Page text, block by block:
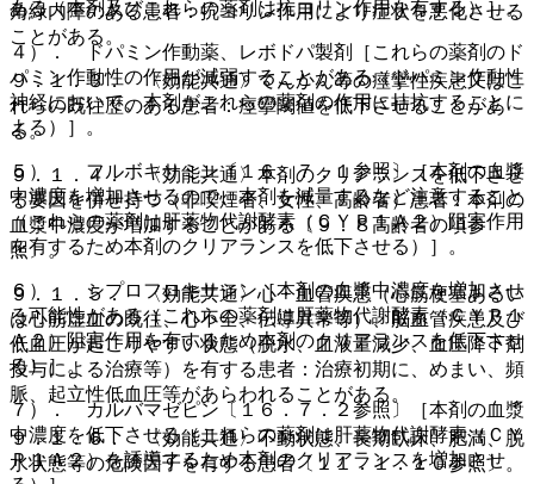
ある（本剤及びこれらの薬剤は抗コリン作用を有する）］。
４）． ドパミン作動薬、レボドパ製剤［これらの薬剤のド
パミン作動性の作用が減弱することがある（ドパミン作動性
神経において、本剤がこれらの薬剤の作用に拮抗することに
よる）］。
５）． フルボキサミン〔１６．７．１参照〕［本剤の血漿
中濃度を増加させるので、本剤を減量するなど注意すること
（これらの薬剤は肝薬物代謝酵素（ＣＹＰ１Ａ２）阻害作用
を有するため本剤のクリアランスを低下させる）］。
６）． シプロフロキサシン［本剤の血漿中濃度を増加させ
る可能性がある（これらの薬剤は肝薬物代謝酵素（ＣＹＰ１
Ａ２）阻害作用を有するため本剤のクリアランスを低下させ
る）］。
７）． カルバマゼピン〔１６．７．２参照〕［本剤の血漿
中濃度を低下させる（これらの薬剤は肝薬物代謝酵素（ＣＹ
Ｐ１Ａ２）を誘導するため本剤のクリアランスを増加させ
角緑内障のある患者：抗コリン作用により症状を悪化させる
ことがある。
９．１．３． 〈効能共通〉てんかん等の痙攣性疾患又はこ
れらの既往歴のある患者：痙攣閾値を低下させることがあ
る。
９．１．４． 〈効能共通〉本剤のクリアランスを低下させ
る要因を併せ持つ（非喫煙者、女性、高齢者）患者：本剤の
血漿中濃度が増加することがある〔９．８高齢者の項参
照〕。
９．１．５． 〈効能共通〉心・血管疾患（心筋梗塞あるい
は心筋虚血の既往、心不全、伝導異常等）、脳血管疾患及び
低血圧が起こりやすい状態（脱水、血液量減少、血圧降下剤
投与による治療等）を有する患者：治療初期に、めまい、頻
脈、起立性低血圧等があらわれることがある。
９．１．６． 〈効能共通〉不動状態、長期臥床、肥満、脱
水状態等の危険因子を有する患者〔１１．１．１０参照〕。